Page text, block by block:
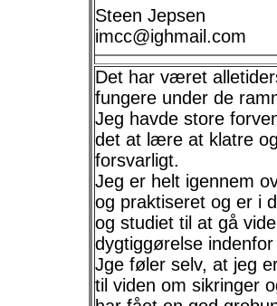
Steen Jepsen
imcc@ighmail.com
Det har været
fungere under de
Jeg havde store
det at lære at klatre
forsvarligt.
Jeg er helt igennem
og praktiseret og er i
og studiet til at gå
dygtiggørelse
Jge føler selv, at jeg
til viden om sikringer